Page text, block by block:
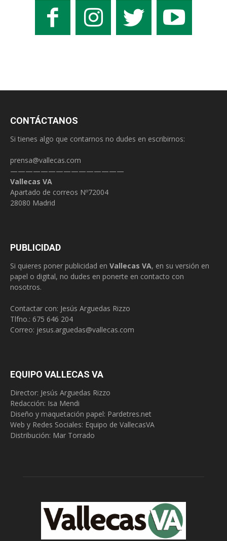
CONTÁCTANOS
Si tienes algo que contarnos no dudes en escribirnos:
prensa@vallecas.com
———————————————
Vallecas VA
Apartado de correos Nº72004
28080 Madrid
PUBLICIDAD
Si quieres poner publicidad en Vallecas VA, en su versión en
papel o digital, no dudes en ponerte en contacto con
nosotros.
Contactar con: Jesús Arguedas Rizzo
Tlfno.: 675 646 204
Correo: jesus.arguedas@vallecas.com
EQUIPO VALLECAS VA
Director: Jesús Arguedas Rizzo
Redacción: Isa Mendi
Diseño y maquetación papel: Pardetres.net
Web y Redes Sociales: Equipo de VallecasVA
Distribución: Mar Torrado